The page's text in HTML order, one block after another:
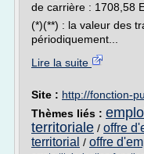
de carrière : 1708,58
(*)(**) : la valeur des
périodiquement...
Lire la suite
Site : http://fonction-
Thèmes liés :
territoriale / offre
territorial / offre